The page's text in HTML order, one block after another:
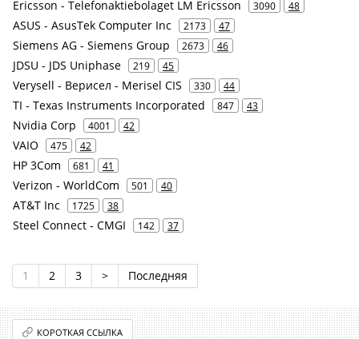
Ericsson - Telefonaktiebolaget LM Ericsson 3090 48
ASUS - AsusTek Computer Inc 2173 47
Siemens AG - Siemens Group 2673 46
JDSU - JDS Uniphase 219 45
Verysell - Верисел - Merisel CIS 330 44
TI - Texas Instruments Incorporated 847 43
Nvidia Corp 4001 42
VAIO 475 42
HP 3Com 681 41
Verizon - WorldCom 501 40
AT&T Inc 1725 38
Steel Connect - CMGI 142 37
1 2 3 > Последняя
КОРОТКАЯ ССЫЛКА